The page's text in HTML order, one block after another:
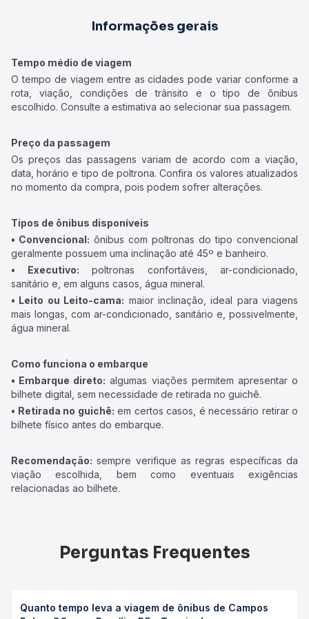
Informações gerais
Tempo médio de viagem
O tempo de viagem entre as cidades pode variar conforme a
rota, viação, condições de trânsito e o tipo de ônibus
escolhido. Consulte a estimativa ao selecionar sua passagem.
Preço da passagem
Os preços das passagens variam de acordo com a viação,
data, horário e tipo de poltrona. Confira os valores atualizados
no momento da compra, pois podem sofrer alterações.
Tipos de ônibus disponíveis
• Convencional: ônibus com poltronas do tipo convencional
geralmente possuem uma inclinação até 45º e banheiro.
• Executivo: poltronas confortáveis, ar-condicionado,
sanitário e, em alguns casos, água mineral.
• Leito ou Leito-cama: maior inclinação, ideal para viagens
mais longas, com ar-condicionado, sanitário e, possivelmente,
água mineral.
Como funciona o embarque
• Embarque direto: algumas viações permitem apresentar o
bilhete digital, sem necessidade de retirada no guichê.
• Retirada no guichê: em certos casos, é necessário retirar o
bilhete físico antes do embarque.
Recomendação: sempre verifique as regras específicas da
viação escolhida, bem como eventuais exigências
relacionadas ao bilhete.
Perguntas Frequentes
Quanto tempo leva a viagem de ônibus de Campos